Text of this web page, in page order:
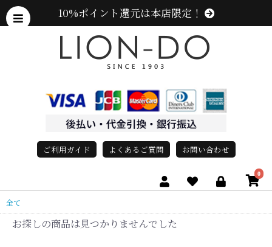
10%ポイント還元は本店限定！
ご利用ガイド よくあるご質問 お問い合わせ
0
全て
お探しの商品は見つかりませんでした